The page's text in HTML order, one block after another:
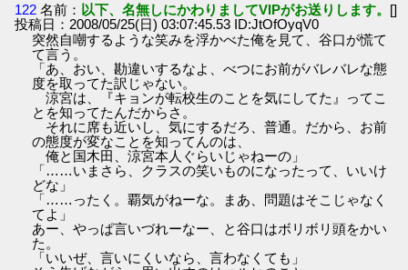
122 名前： 以下、名無しにかわりましてVIPがお送りします。 []
投稿日：2008/05/25(日) 03:07:45.53 ID:JtOfOyqV0
突然自嘲するような笑みを浮かべた俺を見て、谷口が慌て
て言う。
「あ、おい、勘違いするなよ、べつにお前がバレバレな態
度を取ってた訳じゃない。
涼宮は、『キョンが転校生のことを気にしてた』ってこ
とを知ってたんだからさ。
それに席も近いし、気にするだろ、普通。だから、お前
の態度が変なことを知ってんのは、
俺と国木田、涼宮本人ぐらいじゃねーの」
「……いまさら、クラスの笑いものになったって、いいけ
どな」
「……ったく。覇気がねーな。まあ、問題はそこじゃなく
てよ」
あー、やっぱ言いづれーなー、と谷口はボリボリ頭をかい
た。
「いいぜ、言いにくいなら、言わなくても」